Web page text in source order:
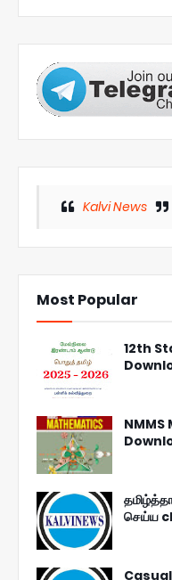
Kalvi News
Most Popular
12th
NMMS
செய்ய